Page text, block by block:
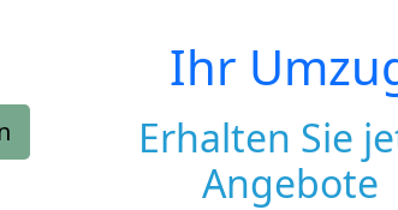
Ihr
Erhalten Sie
Angebote